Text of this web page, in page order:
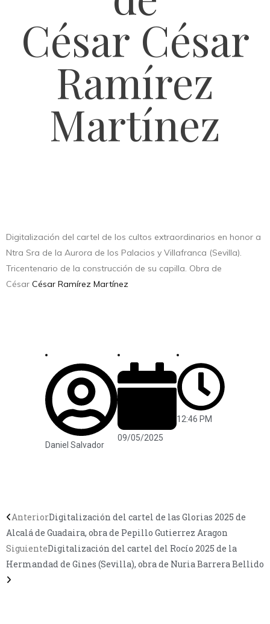
César César
Ramírez
Martínez
Digitalización del cartel de los cultos extraordinarios en honor a
Ntra Sra de la Aurora de los Palacios y Villafranca (Sevilla).
Tricentenario de la construcción de su capilla. Obra de
César César Ramírez Martínez
Daniel Salvador
09/05/2025
12:46 PM
AnteriorDigitalización del cartel de las Glorias 2025 de
Alcalá de Guadaira, obra de Pepillo Gutierrez Aragon
SiguienteDigitalización del cartel del Rocío 2025 de la
Hermandad de Gines (Sevilla), obra de Nuria Barrera Bellido